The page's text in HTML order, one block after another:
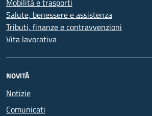
Mobilità e trasporti
Salute, benessere e assistenza
Tributi, finanze e contravvenzioni
Vita lavorativa
NOVITÀ
Notizie
Comunicati